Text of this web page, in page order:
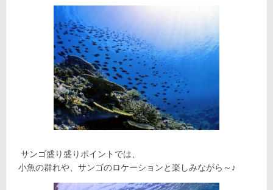
サンゴ盛り盛りポイントでは、
小魚の群れや、サンゴのロケーションと楽しみながら～♪